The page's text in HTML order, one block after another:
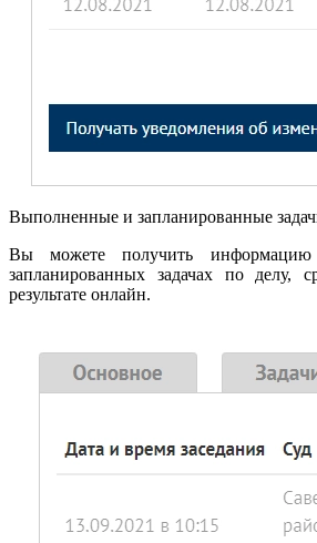
Выполненные и запланированные
Вы можете получить
запланированных задачах по делу,
результате онлайн.